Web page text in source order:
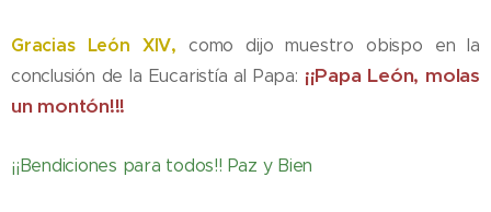
Gracias León XIV, como dijo muestro obispo en la
conclusión de la Eucaristía al Papa: ¡¡Papa León, molas
un montón!!!
¡¡Bendiciones para todos!! Paz y Bien